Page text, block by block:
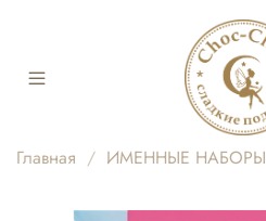
Главная ИМЕННЫЕ НАБОРЫ